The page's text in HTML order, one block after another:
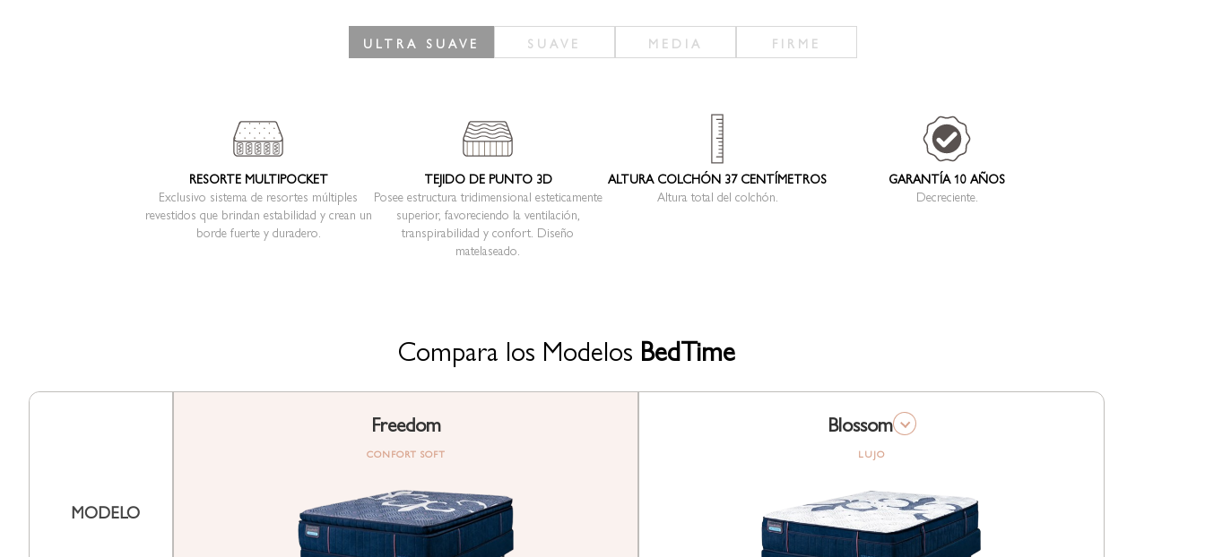
RESORTE MULTIPOCKET
Exclusivo sistema de resortes múltiples
revestidos que brindan estabilidad y crean un
borde fuerte y duradero.
TEJIDO DE PUNTO 3D
Posee estructura tridimensional esteticamente
superior, favoreciendo la ventilación,
transpirabilidad y confort. Diseño
matelaseado.
ALTURA COLCHÓN 37 CENTÍMETROS
Altura total del colchón.
GARANTÍA 10 AÑOS
Decreciente.
Compara los Modelos BedTime
MODELO
Freedom
CONFORT SOFT
Blossom
LUJO